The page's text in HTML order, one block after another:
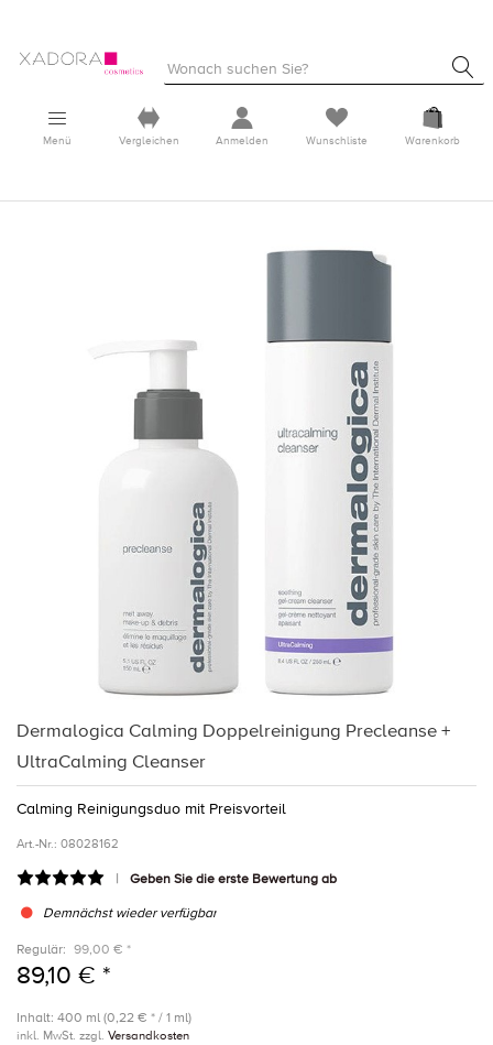
Menü Vergleichen Anmelden Wunschliste Warenkorb
Dermalogica Calming Doppelreinigung Precleanse +
UltraCalming Cleanser
Calming Reinigungsduo mit Preisvorteil
Art.-Nr.: 08028162
Geben Sie die erste Bewertung ab
Demnächst wieder verfügbar
Regulär: 99,00 € *
89,10 € *
Inhalt: 400 ml (0,22 € * / 1 ml)
inkl. MwSt. zzgl. Versandkosten